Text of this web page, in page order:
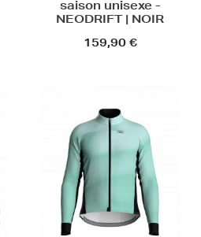
saison unisexe -
NEODRIFT | NOIR
159,90 €